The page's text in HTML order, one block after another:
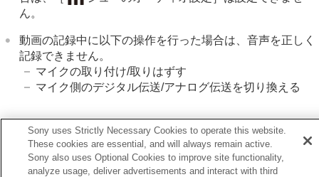
ん。
動画の記録中に以下の操作を行った場合は、音声を正しく
記録できません。
マイクの取り付け/取りはずす
マイク側のデジタル伝送/アナログ伝送を切り換える
関連項目
4ch音声のモニタリング（動画）
Sony uses Strictly Necessary Cookies to operate this website.
These cookies are essential, and will always remain active.
Sony also uses Optional Cookies to improve site functionality,
analyze usage, deliver advertisements and interact with third